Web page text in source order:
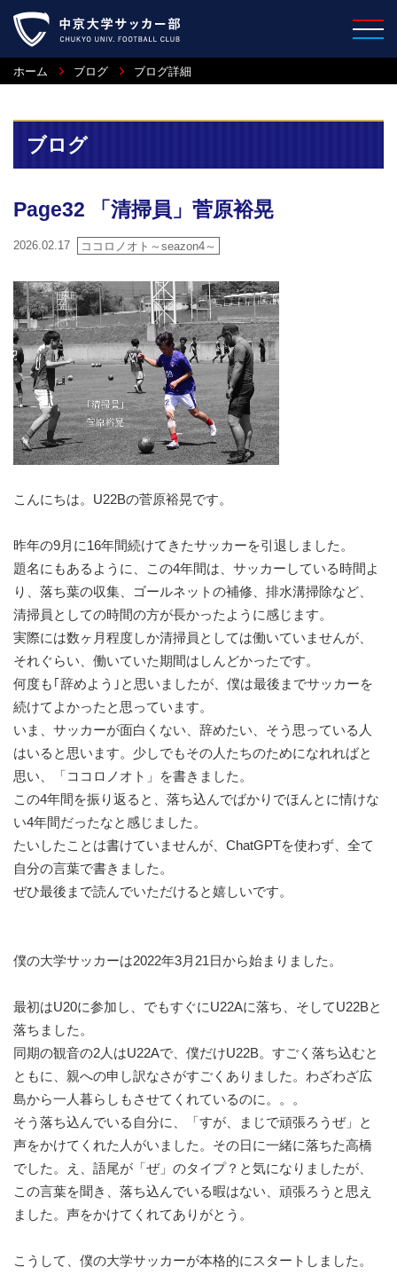
ホーム ブログ ブログ詳細
ブログ
Page32 「清掃員」菅原裕晃
2026.02.17 ココロノオト～seazon4～
こんにちは。U22Bの菅原裕晃です。
昨年の9月に16年間続けてきたサッカーを引退しました。
題名にもあるように、この4年間は、サッカーしている時間よ
り、落ち葉の収集、ゴールネットの補修、排水溝掃除など、
清掃員としての時間の方が長かったように感じます。
実際には数ヶ月程度しか清掃員としては働いていませんが、
それぐらい、働いていた期間はしんどかったです。
何度も｢辞めよう｣と思いましたが、僕は最後までサッカーを
続けてよかったと思っています。
いま、サッカーが面白くない、辞めたい、そう思っている人
はいると思います。少しでもその人たちのためになれればと
思い、「ココロノオト」を書きました。
この4年間を振り返ると、落ち込んでばかりでほんとに情けな
い4年間だったなと感じました。
たいしたことは書けていませんが、ChatGPTを使わず、全て
自分の言葉で書きました。
ぜひ最後まで読んでいただけると嬉しいです。
僕の大学サッカーは2022年3月21日から始まりました。
最初はU20に参加し、でもすぐにU22Aに落ち、そしてU22Bと
落ちました。
同期の観音の2人はU22Aで、僕だけU22B。すごく落ち込むと
ともに、親への申し訳なさがすごくありました。わざわざ広
島から一人暮らしもさせてくれているのに。。。
そう落ち込んでいる自分に、「すが、まじで頑張ろうぜ」と
声をかけてくれた人がいました。その日に一緒に落ちた高橋
でした。え、語尾が「ぜ」のタイプ？と気になりましたが、
この言葉を聞き、落ち込んでいる暇はない、頑張ろうと思え
ました。声をかけてくれてありがとう。
こうして、僕の大学サッカーが本格的にスタートしました。